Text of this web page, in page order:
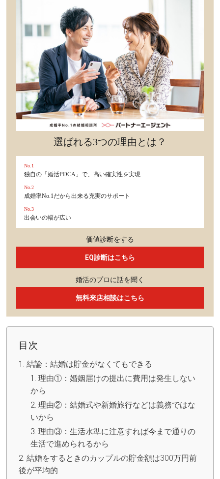
選ばれる3つの理由とは？
No.1
独自の「婚活PDCA」で、高い確実性を実現
No.2
成婚率No.1だから出来る充実のサポート
No.3
出会いの幅が広い
価値診断をする
EQ診断はこちら
婚活のプロに話を聞く
無料来店相談はこちら
目次
結論：結婚は貯金がなくてもできる
理由①：婚姻届けの提出に費用は発生しない
から
理由②：結婚式や新婚旅行などは義務ではな
いから
理由③：生活水準に注意すれば今まで通りの
生活で進められるから
結婚をするときのカップルの貯金額は300万円前
後が平均的